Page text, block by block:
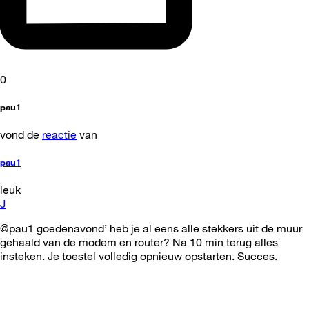
0
pau1
vond de reactie van
pau1
leuk
J
@pau1 goedenavond’ heb je al eens alle stekkers uit de muur
gehaald van de modem en router? Na 10 min terug alles
insteken. Je toestel volledig opnieuw opstarten. Succes.